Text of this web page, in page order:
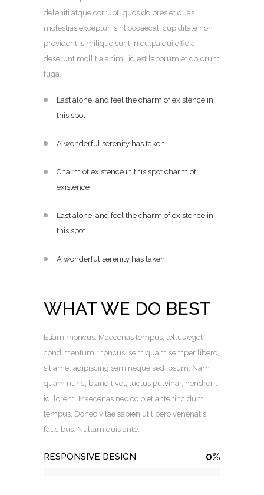
deleniti atque corrupti quos dolores et quas
molestias excepturi sint occaecati cupiditate non
provident, similique sunt in culpa qui officia
deserunt mollitia animi, id est laborum et dolorum
fuga.
Last alone, and feel the charm of existence in
this spot
A wonderful serenity has taken
Charm of existence in this spot charm of
existence
Last alone, and feel the charm of existence in
this spot
A wonderful serenity has taken
WHAT WE DO BEST
Etiam rhoncus. Maecenas tempus, tellus eget
condimentum rhoncus, sem quam semper libero,
sit amet adipiscing sem neque sed ipsum. Nam
quam nunc, blandit vel, luctus pulvinar, hendrerit
id, lorem. Maecenas nec odio et ante tincidunt
tempus. Donec vitae sapien ut libero venenatis
faucibus. Nullam quis ante.
RESPONSIVE DESIGN 0%